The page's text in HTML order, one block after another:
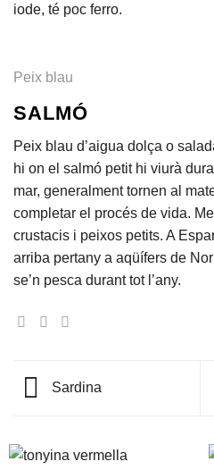
Peix blau
SALMÓ
Peix blau d’aigua dolça o
hi on el salmó petit hi viurà
mar, generalment tornen al
completar el procés de vida.
crustacis i peixos petits. A
arriba pertany a aqüífers de
se’n pesca durant tot l’any.
iode, té poc ferro.
Sardina